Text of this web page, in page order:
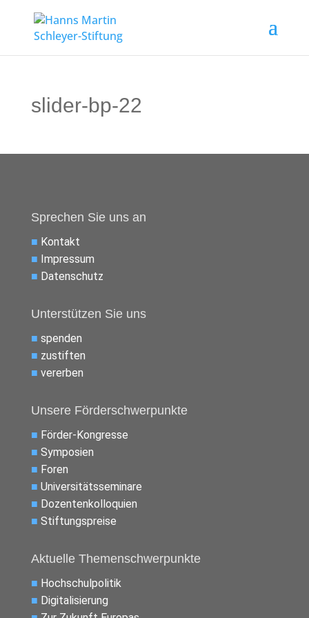
slider-bp-22
Sprechen Sie uns an
■ Kontakt
■ Impressum
■ Datenschutz
Unterstützen Sie uns
■ spenden
■ zustiften
■ vererben
Unsere Förderschwerpunkte
■ Förder-Kongresse
■ Symposien
■ Foren
■ Universitätsseminare
■ Dozentenkolloquien
■ Stiftungspreise
Aktuelle Themenschwerpunkte
■ Hochschulpolitik
■ Digitalisierung